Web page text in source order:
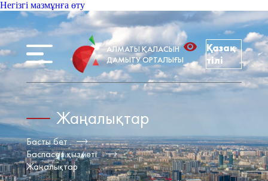
Негізгі мазмұнға өту
АЛМАТЫ ҚАЛАСЫН
ДАМЫТУ ОРТАЛЫҒЫ
Қазақ
тілі
Жаңалықтар
Басты бет
Баспасөз қызметі
Жаңалықтар